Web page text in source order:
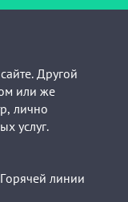
Другой
или же
лично
услуг.
линии